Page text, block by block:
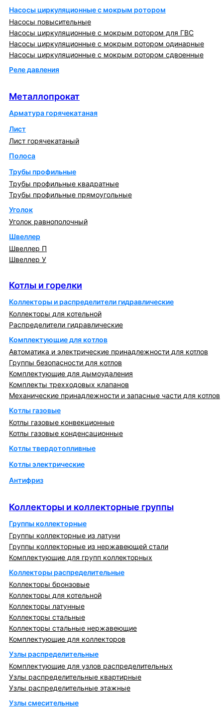
Насосы циркуляционные с мокрым ротором
Насосы повысительные
Насосы циркуляционные с мокрым ротором для ГВС
Насосы циркуляционные с мокрым ротором одинарные
Насосы циркуляционные с мокрым ротором сдвоенные
Реле давления
Металлопрокат
Арматура горячекатаная
Лист
Лист горячекатаный
Полоса
Трубы профильные
Трубы профильные квадратные
Трубы профильные прямоугольные
Уголок
Уголок равнополочный
Швеллер
Швеллер П
Швеллер У
Котлы и горелки
Коллекторы и распределители гидравлические
Коллекторы для котельной
Распределители гидравлические
Комплектующие для котлов
Автоматика и электрические принадлежности для котлов
Группы безопасности для котлов
Комплектующие для дымоудаления
Комплекты трехходовых клапанов
Механические принадлежности и запасные части для котлов
Котлы газовые
Котлы газовые конвекционные
Котлы газовые конденсационные
Котлы твердотопливные
Котлы электрические
Антифриз
Коллекторы и коллекторные группы
Группы коллекторные
Группы коллекторные из латуни
Группы коллекторные из нержавеющей стали
Комплектующие для групп коллекторных
Коллекторы распределительные
Коллекторы бронзовые
Коллекторы для котельной
Коллекторы латунные
Коллекторы стальные
Коллекторы стальные нержавеющие
Комплектующие для коллекторов
Узлы распределительные
Комплектующие для узлов распределительных
Узлы распределительные квартирные
Узлы распределительные этажные
Узлы смесительные